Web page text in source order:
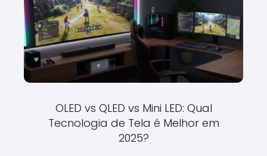
OLED vs QLED vs Mini LED: Qual
Tecnologia de Tela é Melhor em
2025?